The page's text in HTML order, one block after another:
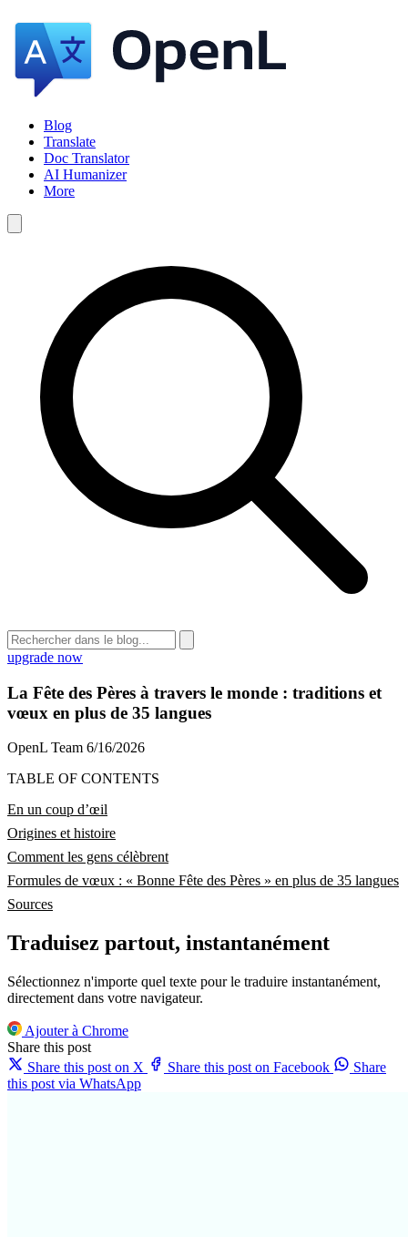
Blog
Translate
Doc Translator
AI Humanizer
More
upgrade now
La Fête des Pères à travers le monde : traditions et
vœux en plus de 35 langues
OpenL Team 6/16/2026
TABLE OF CONTENTS
En un coup d’œil
Origines et histoire
Comment les gens célèbrent
Formules de vœux : « Bonne Fête des Pères » en plus de 35 langues
Sources
Traduisez partout, instantanément
Sélectionnez n'importe quel texte pour le traduire instantanément,
directement dans votre navigateur.
Ajouter à Chrome
Share this post
Share this post on X
Share this post on Facebook
Share
this post via WhatsApp